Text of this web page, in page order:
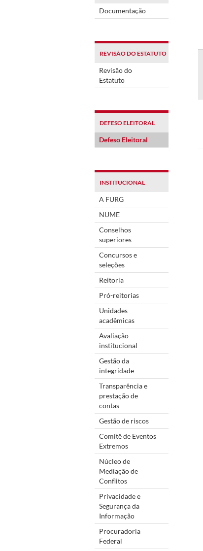
Documentação
REVISÃO DO ESTATUTO
Revisão do
Estatuto
DEFESO ELEITORAL
Defeso Eleitoral
INSTITUCIONAL
A FURG
NUME
Conselhos
superiores
Concursos e
seleções
Reitoria
Pró-reitorias
Unidades
acadêmicas
Avaliação
institucional
Gestão da
integridade
Transparência e
prestação de
contas
Gestão de riscos
Comitê de Eventos
Extremos
Núcleo de
Mediação de
Conflitos
Privacidade e
Segurança da
Informação
Procuradoria
Federal